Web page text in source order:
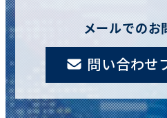
メールでのお
問い合わせ